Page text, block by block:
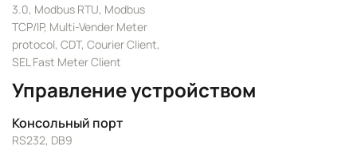
3.0, Modbus RTU, Modbus
TCP/IP, Multi-Vender Meter
protocol, CDT, Courier Client,
SEL Fast Meter Client
Управление устройством
Консольный порт
RS232, DB9